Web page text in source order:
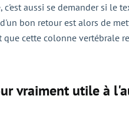
aussi se demander si le
bon retour est alors de
cette colonne vertébrale
vraiment utile à